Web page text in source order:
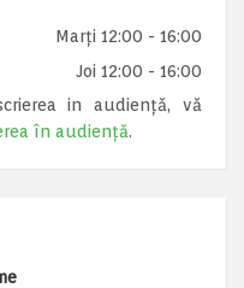
Marți 12:00 - 16:00
Joi 12:00 - 16:00
in audiență, vă
în audiență.